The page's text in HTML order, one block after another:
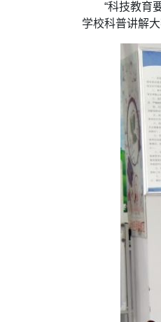
“科技教育
学校科普讲解